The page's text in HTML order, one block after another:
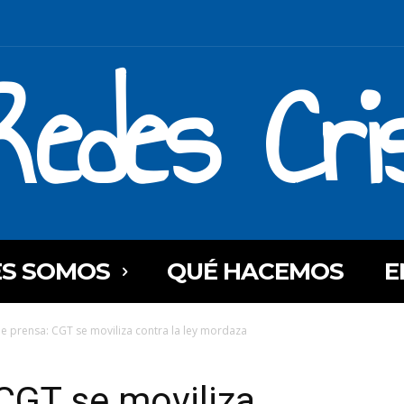
SOMOS QUÉ HACEMOS
prensa: CGT se moviliza contra la ley mordaza